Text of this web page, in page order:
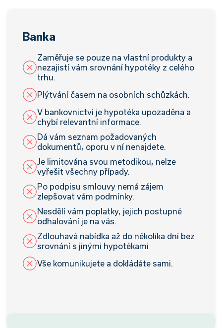
Banka
Zaměřuje se pouze na vlastní produkty a
nezajistí vám srovnání hypotéky z celého
trhu.
Plýtvání časem na osobních schůzkách.
V bankovnictví je hypotéka upozaděna a
chybí relevantní informace.
Dá vám seznam požadovaných
dokumentů, oporu v ní nenajdete.
Je limitována svou metodikou, nelze
vyřešit všechny případy.
Po podpisu smlouvy nemá zájem
zlepšovat vám podmínky.
Nesdělí vám poplatky, jejich postupné
odhalování je na vás.
Zdlouhavá nabídka až do několika dní bez
srovnání s jinými hypotékami
Vše komunikujete a dokládáte sami.